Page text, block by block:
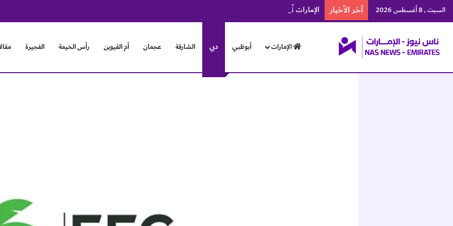
السبت , 8 أغسطس 2026 آخر الأخبار الإمارات تُدين هجوم الحوثيين على منطقة نجران السعودية
الإمارات أبوظبي دبي الشارقة عجمان أم القيوين رأس الخيمة الفجيرة